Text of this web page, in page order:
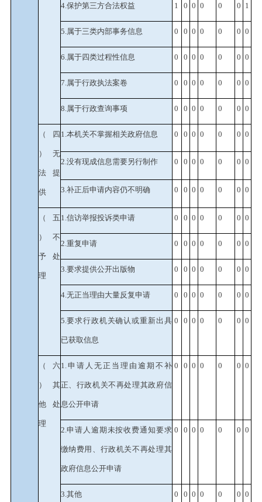
4. 保护第三方合法权益 1 0 0 0 0 0 1
5. 属于三类内部事务信息 0 0 0 0 0 0 0
6. 属于四类过程性信息 0 0 0 0 0 0 0
7. 属于行政执法案卷 0 0 0 0 0 0 0
8. 属于行政查询事项 0 0 0 0 0 0 0
（四
）无
法提
供
1. 本机关不掌握相关政府信息 0 0 0 0 0 0 0
2. 没有现成信息需要另行制作 0 0 0 0 0 0 0
3. 补正后申请内容仍不明确 0 0 0 0 0 0 0
（五
）不
予处
理
1. 信访举报投诉类申请 0 0 0 0 0 0 0
2. 重复申请 0 0 0 0 0 0 0
3. 要求提供公开出版物 0 0 0 0 0 0 0
4. 无正当理由大量反复申请 0 0 0 0 0 0 0
5. 要求行政机关确认或重新出具
已获取信息
0 0 0 0 0 0 0
（六
）其
他处
理
1. 申请人无正当理由逾期不补
正、行政机关不再处理其政府信
息公开申请
0 0 0 0 0 0 0
2. 申请人逾期未按收费通知要求
缴纳费用、行政机关不再处理其
政府信息公开申请
0 0 0 0 0 0 0
3. 其他 0 0 0 0 0 0 0